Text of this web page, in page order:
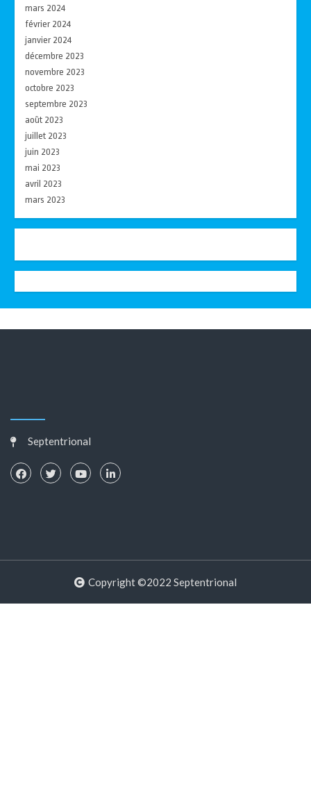
mars 2024
février 2024
janvier 2024
décembre 2023
novembre 2023
octobre 2023
septembre 2023
août 2023
juillet 2023
juin 2023
mai 2023
avril 2023
mars 2023
Septentrional
Copyright ©2022 Septentrional